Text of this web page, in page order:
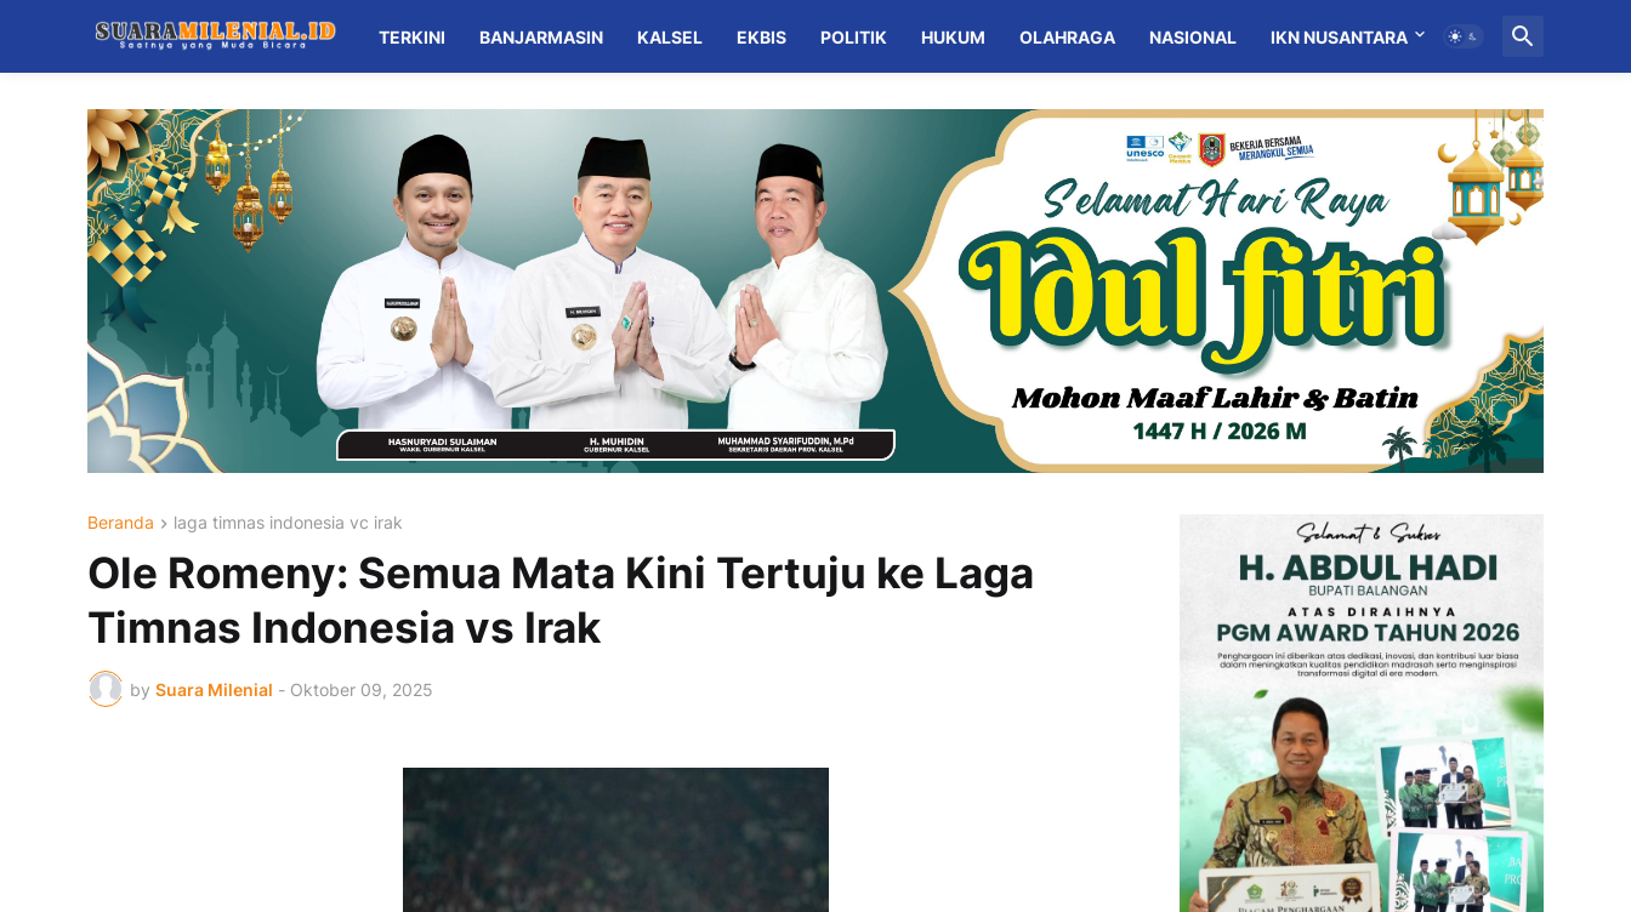
TERKINI BANJARMASIN KALSEL EKBIS POLITIK HUKUM OLAHRAGA NASIONAL IKN NUSANTARA MITRA
Beranda laga timnas indonesia vc irak
Ole Romeny: Semua Mata Kini Tertuju ke Laga
Timnas Indonesia vs Irak
by Suara Milenial - Oktober 09, 2025